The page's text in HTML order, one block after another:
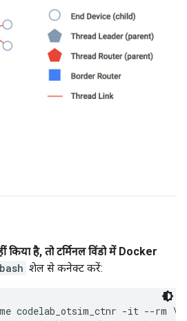
है, तो टर्मिनल विंडो में Docker
bash शेल से कनेक्ट करें:
codelab_otsim_ctnr -it --rm \